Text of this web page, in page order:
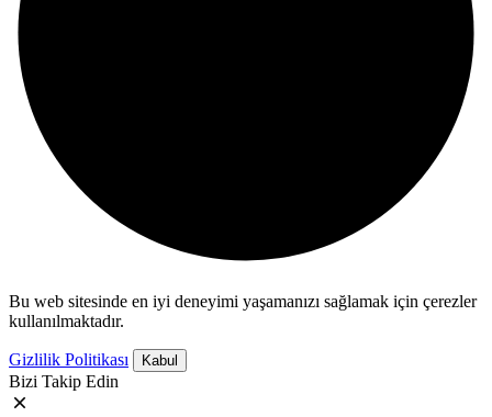
Bu web sitesinde en iyi deneyimi yaşamanızı sağlamak için çerezler
kullanılmaktadır.
Gizlilik Politikası Kabul
Bizi Takip Edin